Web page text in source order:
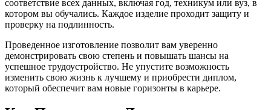
соответствие всех данных, включая год, техникум или вуз, в
котором вы обучались. Каждое изделие проходит защиту и
проверку на подлинность.
Проведенное изготовление позволит вам уверенно
демонстрировать свою степень и повышать шансы на
успешное трудоустройство. Не упустите возможность
изменить свою жизнь к лучшему и приобрести диплом,
который обеспечит вам новые горизонты в карьере.